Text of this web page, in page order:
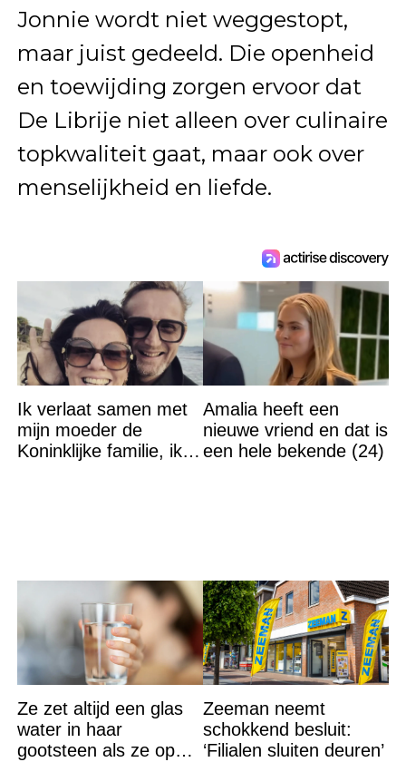
Jonnie wordt niet weggestopt,
maar juist gedeeld. Die openheid
en toewijding zorgen ervoor dat
De Librije niet alleen over culinaire
topkwaliteit gaat, maar ook over
menselijkheid en liefde.
Ik verlaat samen met
mijn moeder de
Koninklijke familie, ik
Amalia heeft een
nieuwe vriend en dat is
een hele bekende (24)
Ze zet altijd een glas
water in haar
gootsteen als ze op
Zeeman neemt
schokkend besluit:
‘Filialen sluiten deuren’